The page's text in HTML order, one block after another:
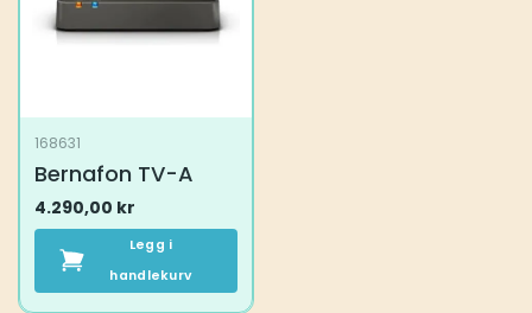
168631
Bernafon TV-A
4.290,00 kr
Legg i
handlekurv